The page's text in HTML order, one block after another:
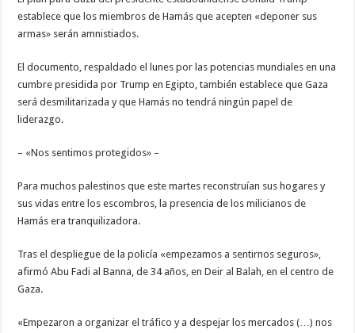
establece que los miembros de Hamás que acepten «deponer sus
armas» serán amnistiados.
El documento, respaldado el lunes por las potencias mundiales en una
cumbre presidida por Trump en Egipto, también establece que Gaza
será desmilitarizada y que Hamás no tendrá ningún papel de
liderazgo.
– «Nos sentimos protegidos» –
Para muchos palestinos que este martes reconstruían sus hogares y
sus vidas entre los escombros, la presencia de los milicianos de
Hamás era tranquilizadora.
Tras el despliegue de la policía «empezamos a sentirnos seguros»,
afirmó Abu Fadi al Banna, de 34 años, en Deir al Balah, en el centro de
Gaza.
«Empezaron a organizar el tráfico y a despejar los mercados (…) nos